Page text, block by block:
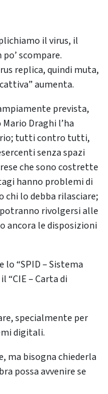
il virus, il
scompare.
replica, quindi muta,
aumenta.
prevista,
Draghi l’ha
tutti contro tutti,
senza spazi
che sono costrette
hanno problemi di
chi lo debba rilasciare;
rivolgersi alle
ancora le disposizioni
lo “SPID – Sistema
“CIE – Carta di
specialmente per
digitali.
ma bisogna chiederla
possa avvenire se